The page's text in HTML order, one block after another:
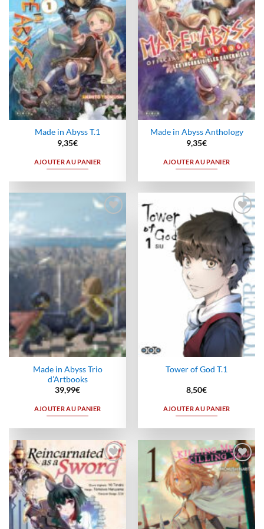
Made in Abyss T.1
9,35€
AJOUTER AU PANIER
Made in Abyss Anthology
9,35€
AJOUTER AU PANIER
à la
wishlist
Made in Abyss Trio
d’Artbooks
39,99€
AJOUTER AU PANIER
Ajouter
à la
wishlist
Tower of God T.1
8,50€
AJOUTER AU PANIER
Ajouter
à la
wishlist
Ajouter
à la
wishlist